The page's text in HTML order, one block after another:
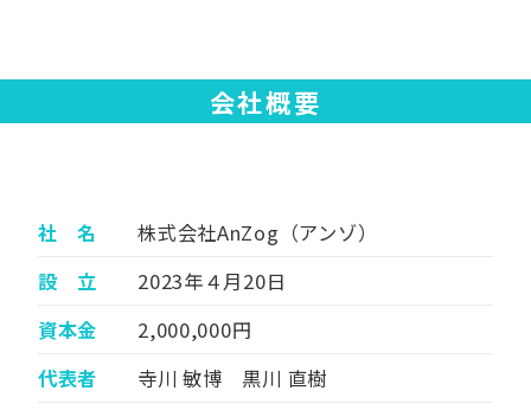
会社概要
社 名
株式会社AnZog（アンゾ）
設 立
2023年４月20日
資本金
2,000,000円
代表者
寺川 敏博 黒川 直樹